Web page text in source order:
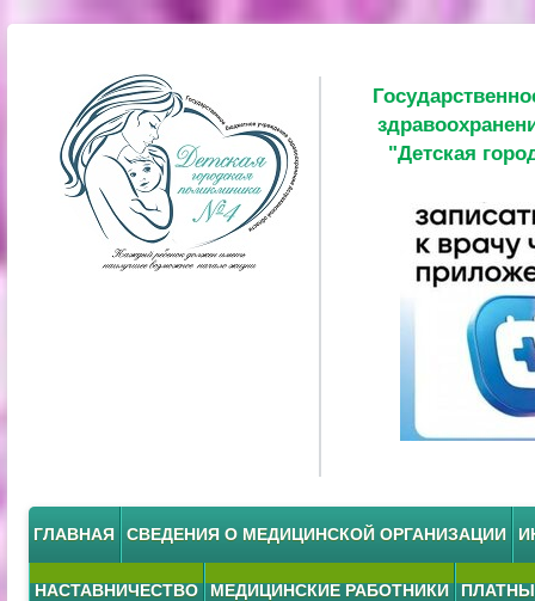
"Детская
ГЛАВНАЯ СВЕДЕНИЯ О МЕДИЦИНСКОЙ ОРГАНИЗАЦИИ
НАСТАВНИЧЕСТВО МЕДИЦИНСКИЕ РАБОТНИКИ